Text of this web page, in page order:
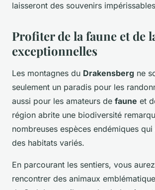
laisseront des souvenirs
Profiter de la faune et de
exceptionnelles
Les montagnes du Drakensberg ne
seulement un paradis pour les
aussi pour les amateurs de faune et
région abrite une biodiversité
nombreuses espèces endémiques
des habitats variés.
En parcourant les sentiers, vous
rencontrer des animaux